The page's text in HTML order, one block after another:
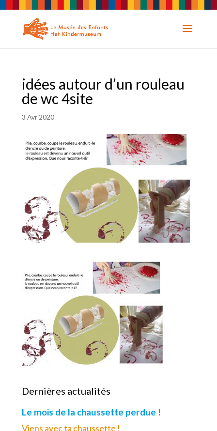
idées autour d’un rouleau
de wc 4site
3 Avr 2020
Dernières actualités
Le mois de la chaussette perdue !
Viens avec ta chaussette !